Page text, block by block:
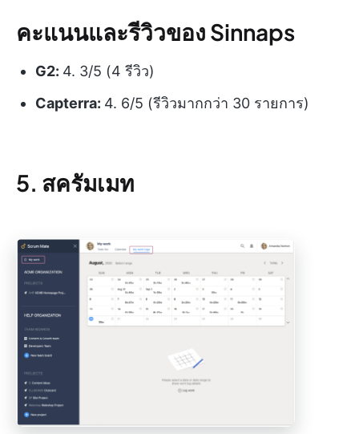
คะแนนและรีวิวของ Sinnaps
G2: 4. 3/5 (4 รีวิว)
Capterra: 4. 6/5 (รีวิวมากกว่า 30 รายการ)
5. สครัมเมท